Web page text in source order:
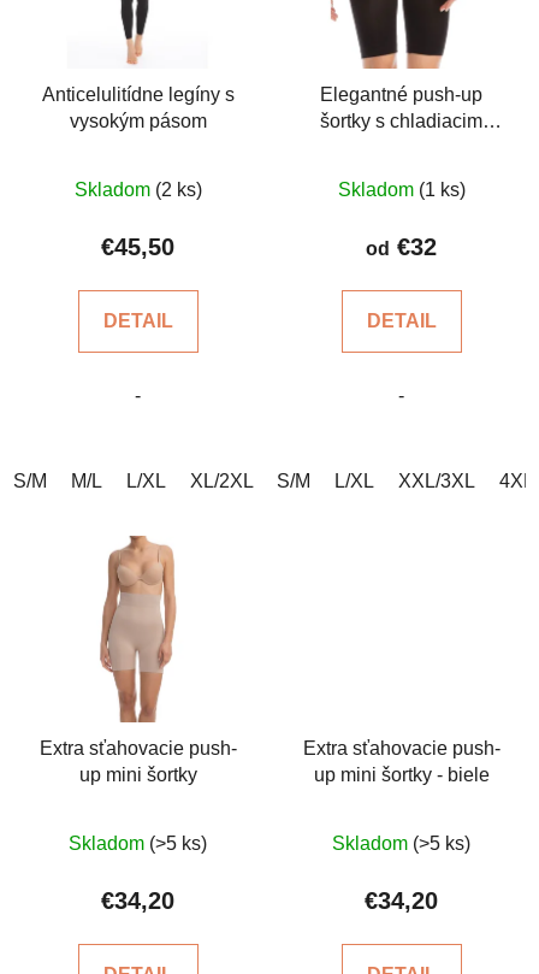
Anticelulitídne legíny s
vysokým pásom
hodnotenie
produktu
z
hviezdičiek.
Skladom (2 ks)
€45,50
DETAIL
-
S/M M/L L/XL XL/2XL 2XL/3XL 3XL/4XL 4XL/
Elegantné push-up
šortky s chladiacim
hodnotenie
produktu
z
hviezdičiek.
Skladom (1 ks)
od €32
DETAIL
-
S/M L/XL XXL/3XL
Extra sťahovacie push-
up mini šortky
hodnotenie
produktu
Skladom (>5 ks)
€34,20
Extra sťahovacie push-
up mini šortky - biele
hodnotenie
produktu
Skladom (>5 ks)
€34,20